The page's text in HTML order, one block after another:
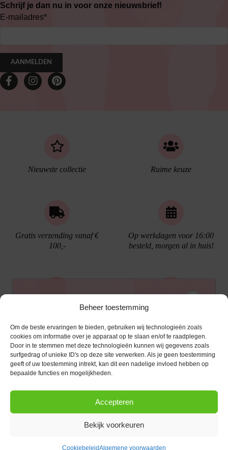
Beheer toestemming
Om de beste ervaringen te bieden, gebruiken wij technologieën zoals
cookies om informatie over je apparaat op te slaan en/of te raadplegen.
Door in te stemmen met deze technologieën kunnen wij gegevens zoals
surfgedrag of unieke ID's op deze site verwerken. Als je geen toestemming
geeft of uw toestemming intrekt, kan dit een nadelige invloed hebben op
bepaalde functies en mogelijkheden.
Accepteren
Bekijk voorkeuren
CookiebeleidAlgemene voorwaarden
Schrijf je dan nu in voor onze nieuwsbrief!
E-mailadres*
AANMELDEN
Nieuwste collectie Ruime keuze
Gratis verzending vanaf €
100,-
Op werkdagen voor 16:00
besteld, morgen al in huis!
Gratis cadeau verpakking
KLANTENSERVICE
Klantenservice
Betaalmogelijkheden
OPENINGSTIJDEN
13:00 - 17:30
Ontvang €10,- korting
Schrijf je in voor de nieuwsbrief en ontvang een
kortingscode van €10,- op je volgende bestelling.
E-mailadres*